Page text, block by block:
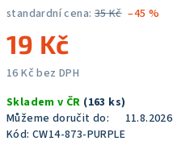
standardní cena: 35 Kč –45 %
19 Kč
16 Kč bez DPH
cena:
Skladem v ČR (163 ks)
Můžeme doručit do:
11.8.2026
Kód: CW14-873-PURPLE